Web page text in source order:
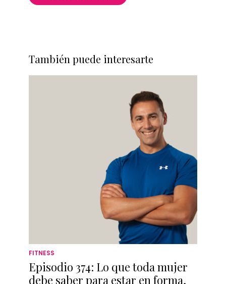
También puede interesarte
FITNESS
Episodio 374: Lo que toda mujer
debe saber para estar en forma,